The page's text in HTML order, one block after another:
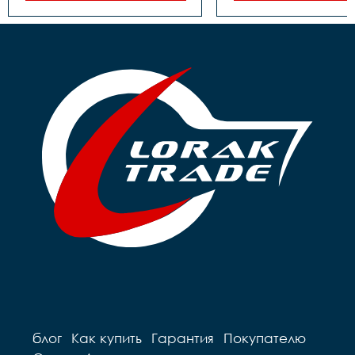
картридж
Тормоза		 задний-
Вынос		сталь
Руль		steel
Грипсы		цветные
Седло		детское на
пружинах
Педали		Пластиковые
Подседельный штырь
сталь
Вес		9.7 кг
Каретка
картридж
Грипсы		black
Педали		Пластиковые
Подседельный
блог Как купить Гарантия
Покупателю